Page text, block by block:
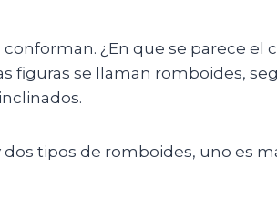
¿En que se parece el
figuras se llaman romboides,
tipos de romboides, uno es